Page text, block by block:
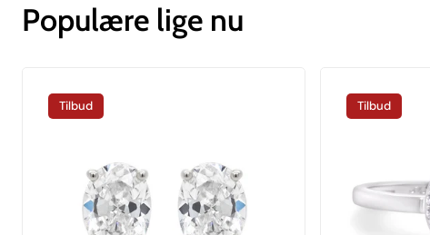
Populære lige nu
Tilbud Tilbud